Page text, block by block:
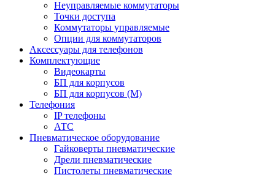
Неуправляемые коммутаторы
Точки доступа
Коммутаторы управляемые
Опции для коммутаторов
Аксессуары для телефонов
Комплектующие
Видеокарты
БП для корпусов
БП для корпусов (М)
Телефония
IP телефоны
АТС
Пневматическое оборудование
Гайковерты пневматические
Дрели пневматические
Пистолеты пневматические